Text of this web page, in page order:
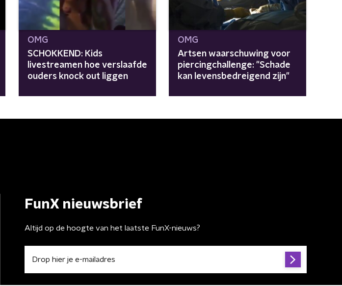
OMG
SCHOKKEND: Kids
livestreamen hoe verslaafde
ouders knock out liggen
OMG
Artsen waarschuwing voor
piercingchallenge: "Schade
kan levensbedreigend zijn"
FunX nieuwsbrief
Altijd op de hoogte van het laatste FunX-nieuws?